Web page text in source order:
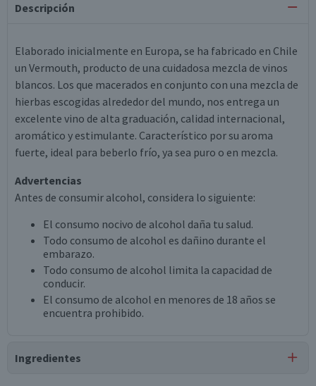
Descripción
Elaborado inicialmente en Europa, se ha fabricado en Chile
un Vermouth, producto de una cuidadosa mezcla de vinos
blancos. Los que macerados en conjunto con una mezcla de
hierbas escogidas alrededor del mundo, nos entrega un
excelente vino de alta graduación, calidad internacional,
aromático y estimulante. Característico por su aroma
fuerte, ideal para beberlo frío, ya sea puro o en mezcla.
Advertencias
Antes de consumir alcohol, considera lo siguiente:
El consumo nocivo de alcohol daña tu salud.
Todo consumo de alcohol es dañino durante el
embarazo.
Todo consumo de alcohol limita la capacidad de
conducir.
El consumo de alcohol en menores de 18 años se
encuentra prohibido.
Ingredientes